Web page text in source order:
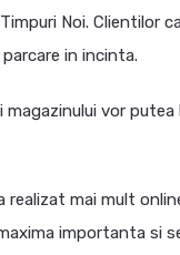
Noi. Clientilor
in incinta.
vor
realizat mai mult
importanta si